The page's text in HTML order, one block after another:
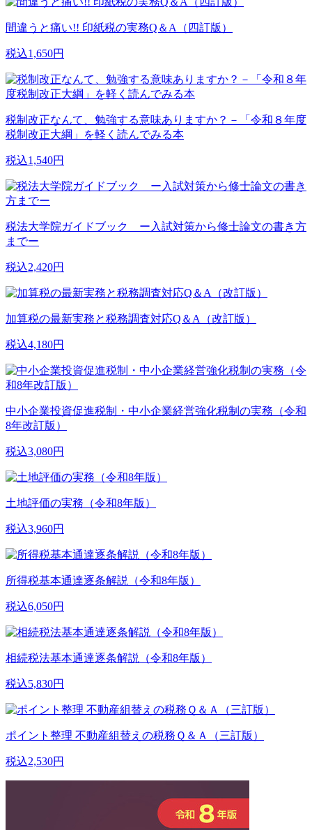
間違うと痛い!! 印紙税の実務Q＆A（四訂版）
税込1,650円
税制改正なんて、勉強する意味ありますか？－「令和８年度
税制改正大綱」を軽く読んでみる本
税込1,540円
税法大学院ガイドブック ー入試対策から修士論文の書き方
までー
税込2,420円
加算税の最新実務と税務調査対応Q＆A（改訂版）
税込4,180円
中小企業投資促進税制・中小企業経営強化税制の実務（令和
8年改訂版）
税込3,080円
土地評価の実務（令和8年版）
税込3,960円
所得税基本通達逐条解説（令和8年版）
税込6,050円
相続税法基本通達逐条解説（令和8年版）
税込5,830円
ポイント整理 不動産組替えの税務Ｑ＆Ａ（三訂版）
税込2,530円